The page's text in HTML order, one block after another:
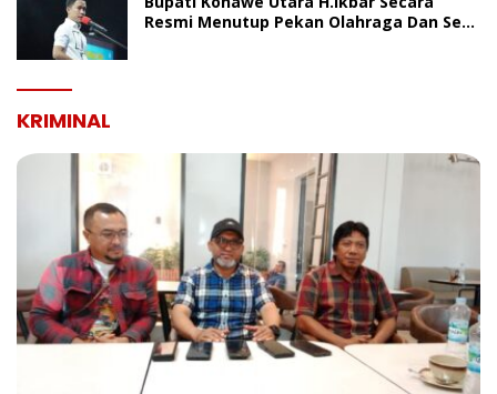
Resmi Menutup Pekan Olahraga Dan Seni
KRIMINAL